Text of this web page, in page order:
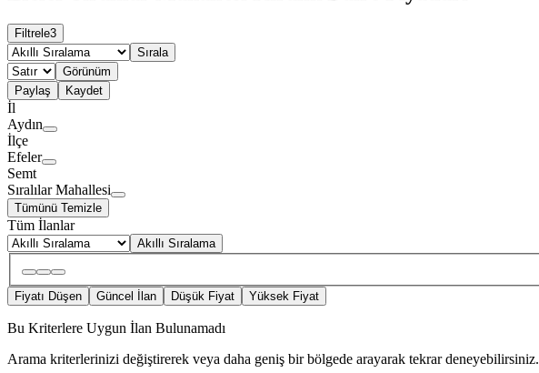
Filtrele3
Sırala
Görünüm
Paylaş
Kaydet
İl
Aydın
İlçe
Efeler
Semt
Sıralılar Mahallesi
Tümünü Temizle
Tüm İlanlar
Akıllı Sıralama
Fiyatı Düşen Güncel İlan Düşük Fiyat Yüksek Fiyat
Bu Kriterlere Uygun İlan Bulunamadı
Arama kriterlerinizi değiştirerek veya daha geniş bir bölgede arayarak tekrar deneyebilirsiniz.